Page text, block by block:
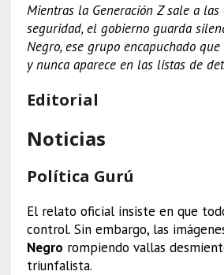
Mientras la Generación Z sale a
seguridad, el gobierno guarda
Negro, ese grupo encapuchado
y nunca aparece en las listas de
Editorial
Noticias
Política Gurú
El relato oficial insiste en que
control. Sin embargo, las
Negro rompiendo vallas
triunfalista.